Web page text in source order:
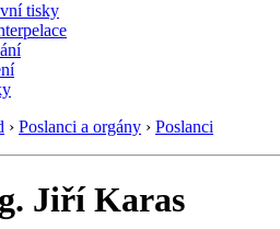
tisky
› Poslanci a orgány › Poslanci
Jiří Karas